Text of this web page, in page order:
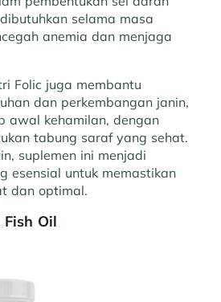
selama masa
anemia dan menjaga
Folic juga membantu
dan perkembangan janin,
awal kehamilan, dengan
tabung saraf yang sehat.
suplemen ini menjadi
esensial untuk memastikan
dan optimal.
Oil